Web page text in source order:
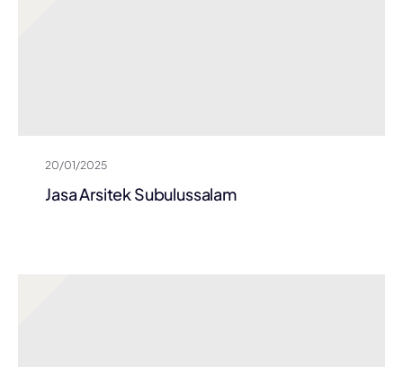
20/01/2025
Jasa Arsitek Subulussalam